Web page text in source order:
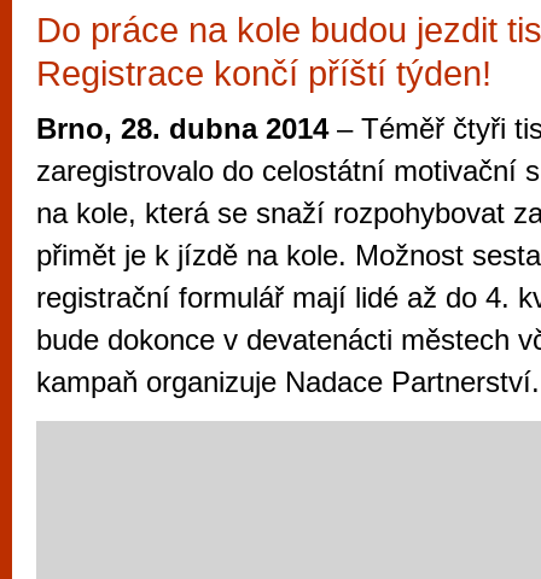
Do práce na kole budou jezdit
Registrace končí příští týden!
Brno, 28. dubna 2014– Téměř čtyři
zaregistrovalo do celostátní motivační
na kole, která se snaží rozpohybovat
přimět je k jízdě na kole. Možnost
registrační formulář mají lidé až do 4.
bude dokonce v devatenácti městech
kampaň organizuje Nadace Partnerství.
Průvodce
Brně: Od
Brno je
zajímavé
restaurace,
Mimo jiné je ale také místem, kde si
vyzkoušet různé kasinové hry. V
metropoli naleznete širokou nabídku her
po moderní automaty jak pro pravidelné
příležitostné hráče. V...